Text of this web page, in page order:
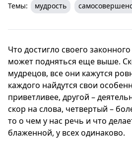
Темы: мудрость
Что достигло своего
может подняться еще выше.
мудрецов, все они кажутся
каждого найдутся свои
приветливее, другой –
скор на слова, четвертый –
то о чем у нас речь и что
блаженной, у всех одинаково.